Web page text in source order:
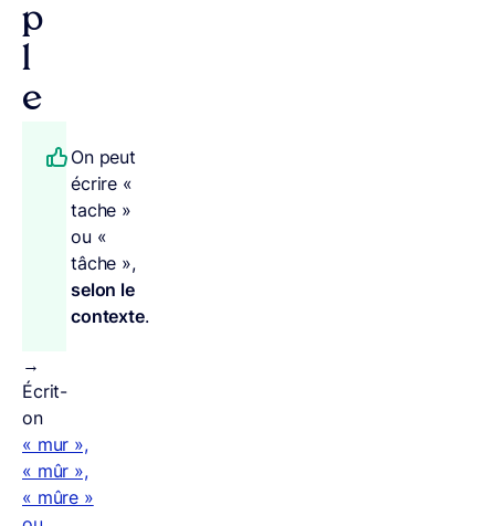
p
l
e
On peut
écrire «
tache »
ou «
tâche »,
selon le
contexte.
→
Écrit-
on
« mur »,
« mûr »,
« mûre »